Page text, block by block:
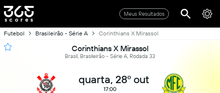
Meus Resultados
Futebol Brasileirão - Série A Corinthians X Mirassol
Corinthians X Mirassol
Brasil, Brasileirão - Série A, Rodada 33
quarta, 28º out
17:00